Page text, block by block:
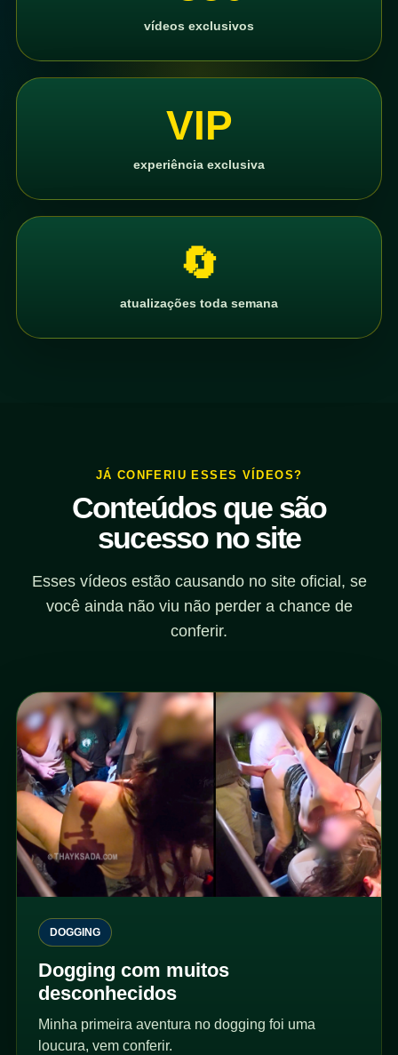
vídeos exclusivos
VIP
experiência exclusiva
🔄
atualizações toda semana
JÁ CONFERIU ESSES VÍDEOS?
Conteúdos que são
sucesso no site
Esses vídeos estão causando no site oficial, se
você ainda não viu não perder a chance de
conferir.
DOGGING
Dogging com muitos
desconhecidos
Minha primeira aventura no dogging foi uma
loucura, vem conferir.